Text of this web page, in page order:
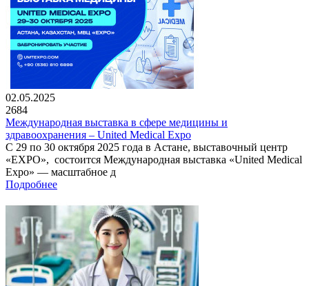
02.05.2025
2684
Международная выставка в сфере медицины и
здравоохранения – United Medical Expo
С 29 по 30 октября 2025 года в Астане, выставочный центр
«EXPO», состоится Международная выставка «United Medical
Expo» — масштабное д
Подробнее